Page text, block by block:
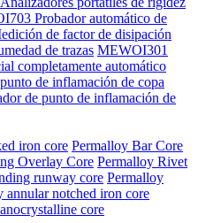
Probador automático de
de factor de disipación
de trazas MEWOI301
completamente automático
de inflamación de copa
de punto de inflamación de
iron core Permalloy Bar Core
Overlay Core Permalloy Rivet
runway core Permalloy
annular notched iron core
core